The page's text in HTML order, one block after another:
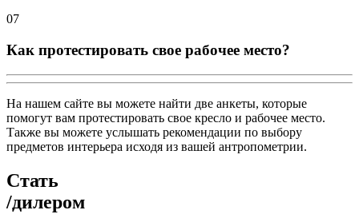
07
Как протестировать свое рабочее место?
На нашем сайте вы можете найти две анкеты, которые
помогут вам протестировать свое кресло и рабочее место.
Также вы можете услышать рекомендации по выбору
предметов интерьера исходя из вашей антропометрии.
Стать
/дилером